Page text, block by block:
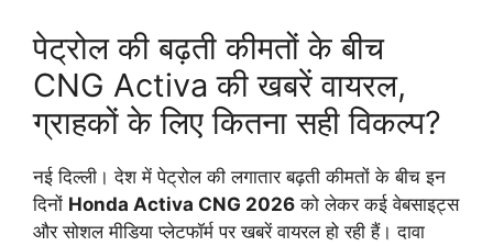
पेट्रोल की बढ़ती कीमतों के बीच
CNG Activa की खबरें वायरल,
ग्राहकों के लिए कितना सही विकल्प?
नई दिल्ली। देश में पेट्रोल की लगातार बढ़ती कीमतों के बीच इन
दिनों Honda Activa CNG 2026 को लेकर कई वेबसाइट्स
और सोशल मीडिया प्लेटफॉर्म पर खबरें वायरल हो रही हैं। दावा